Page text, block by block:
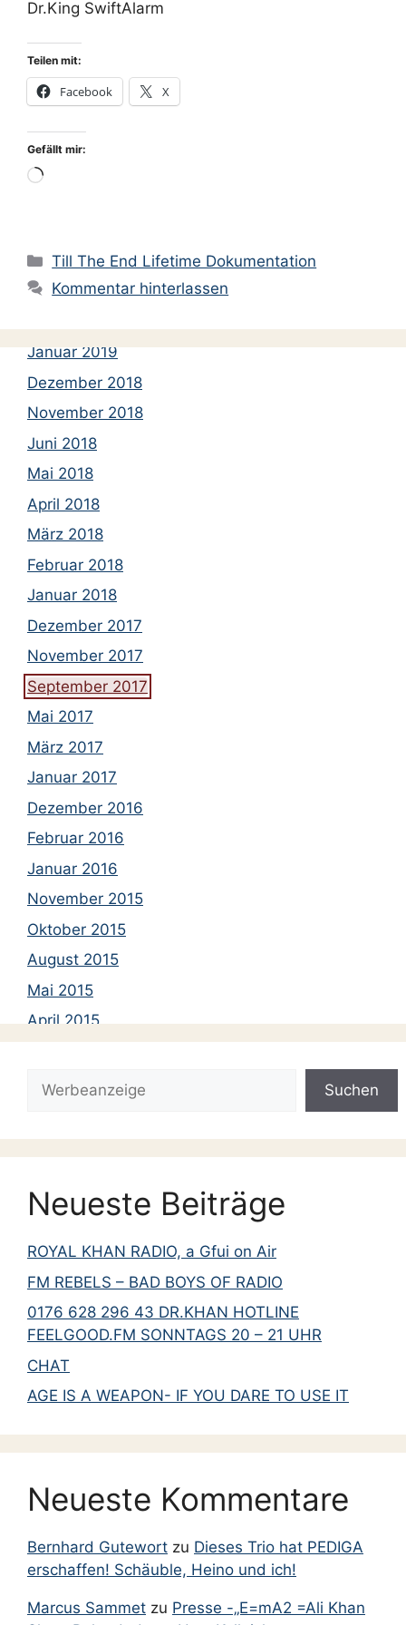
Dr.King SwiftAlarm
Teilen mit:
Facebook X
Gefällt mir:
Wird
Kategorien
Till The End Lifetime Dokumentation
Kommentar hinterlassen
Oktober 2020
Juni 2020
Mai 2020
April 2020
Februar 2020
Juni 2019
März 2019
Januar 2019
Dezember 2018
November 2018
Juni 2018
Mai 2018
April 2018
März 2018
Februar 2018
Januar 2018
Dezember 2017
November 2017
September 2017
Mai 2017
März 2017
Januar 2017
Dezember 2016
Februar 2016
Januar 2016
November 2015
Oktober 2015
August 2015
Mai 2015
April 2015
Januar 2015
November 2014
September 2014
Juli 2014
Juni 2014
Mai 2014
März 2014
November 2013
Oktober 2013
September 2013
Juni 2013
Suchen
Suchen
Neueste Beiträge
ROYAL KHAN RADIO, a Gfui on Air
FM REBELS – BAD BOYS OF RADIO
0176 628 296 43 DR.KHAN HOTLINE
FEELGOOD.FM SONNTAGS 20 – 21 UHR
CHAT
AGE IS A WEAPON- IF YOU DARE TO USE IT
Neueste Kommentare
Bernhard Gutewort zu Dieses Trio hat PEDIGA
erschaffen! Schäuble, Heino und ich!
Marcus Sammet zu Presse -„E=mA2 =Ali Khan